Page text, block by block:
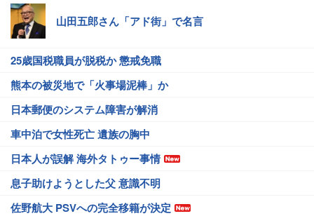
山田五郎さん「アド街」で名言
25歳国税職員が脱税か 懲戒免職
熊本の被災地で「火事場泥棒」か
日本郵便のシステム障害が解消
車中泊で女性死亡 遺族の胸中
日本人が誤解 海外タトゥー事情
息子助けようとした父 意識不明
佐野航大 PSVへの完全移籍が決定